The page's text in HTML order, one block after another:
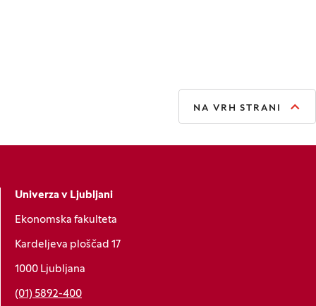
NA VRH STRANI
Univerza v Ljubljani
Ekonomska fakulteta
Kardeljeva ploščad 17
1000 Ljubljana
(01) 5892-400